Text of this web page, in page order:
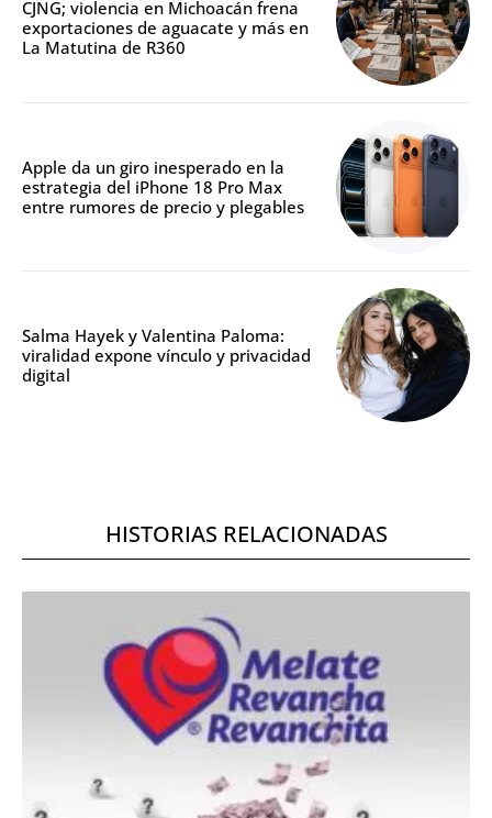
CJNG; violencia en Michoacán frena
exportaciones de aguacate y más en
La Matutina de R360
Apple da un giro inesperado en la
estrategia del iPhone 18 Pro Max
entre rumores de precio y plegables
Salma Hayek y Valentina Paloma:
viralidad expone vínculo y privacidad
digital
HISTORIAS RELACIONADAS